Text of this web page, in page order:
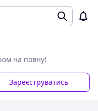
на повну!
Зареєструватись